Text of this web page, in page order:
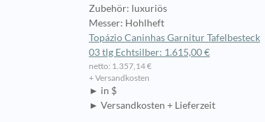
Zubehör: luxuriös
Messer: Hohlheft
Topázio Caninhas Garnitur Tafelbesteck
03 tlg Echtsilber: 1.615,00 €
netto: 1.357,14 €
+ Versandkosten
► in $
► Versandkosten + Lieferzeit